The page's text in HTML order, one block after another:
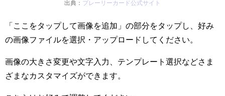
出典： プレーリーカード公式サイト
「ここをタップして画像を追加」の部分をタップし、好み
の画像ファイルを選択・アップロードしてください。
画像の大きさ変更や文字入力、テンプレート選択などさま
ざまなカスタマイズができます。